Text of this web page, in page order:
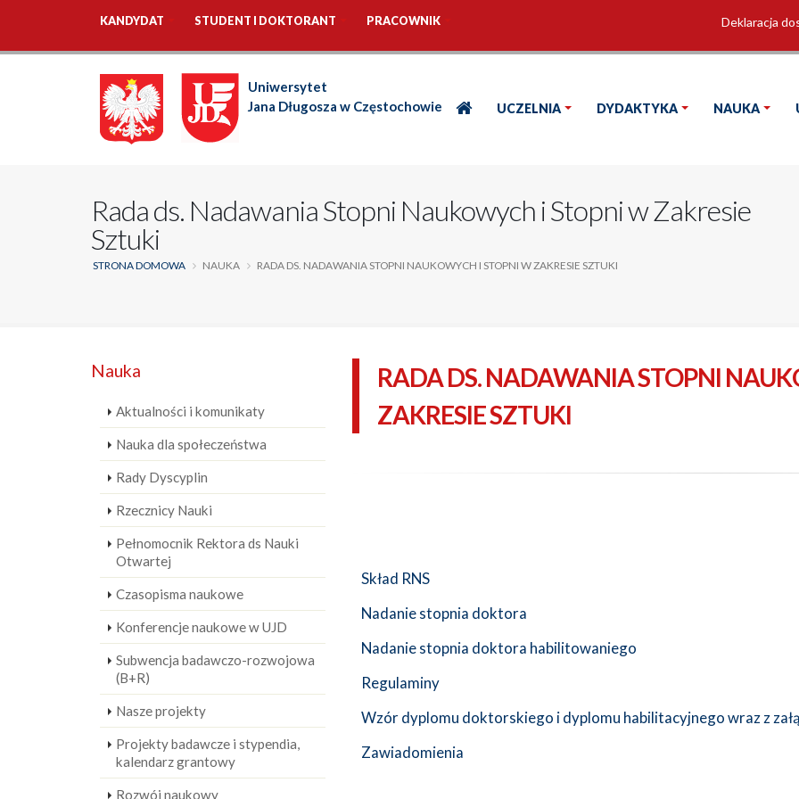
KANDYDAT STUDENT I DOKTORANT PRACOWNIK Deklaracja
Uniwersytet
Jana Długosza w Częstochowie
UCZELNIA DYDAKTYKA NAUKA
Rada ds. Nadawania Stopni Naukowych i Stopni w Zakresie
Sztuki
STRONA DOMOWA NAUKA RADA DS. NADAWANIA STOPNI NAUKOWYCH I STOPNI W ZAKRESIE SZTUKI
Nauka
Aktualności i komunikaty
Nauka dla społeczeństwa
Rady Dyscyplin
Rzecznicy Nauki
Pełnomocnik Rektora ds Nauki
Otwartej
Czasopisma naukowe
Konferencje naukowe w UJD
Subwencja badawczo-rozwojowa
(B+R)
Nasze projekty
Projekty badawcze i stypendia,
kalendarz grantowy
Rozwój naukowy
RADA DS. NADAWANIA STOPNI
ZAKRESIE SZTUKI
Skład RNS
Nadanie stopnia doktora
Nadanie stopnia doktora habilitowaniego
Regulaminy
Wzór dyplomu doktorskiego i dyplomu habilitacyjnego wraz z
Zawiadomienia